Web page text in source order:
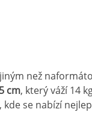
než
cm, který váží 14
se nabízí